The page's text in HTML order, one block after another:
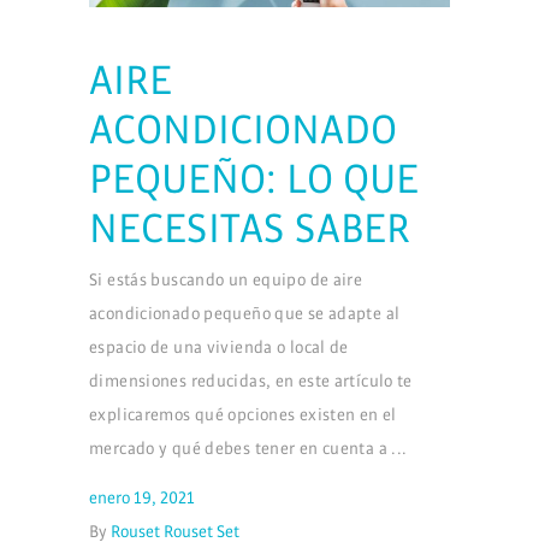
AIRE
ACONDICIONADO
PEQUEÑO: LO QUE
NECESITAS SABER
Si estás buscando un equipo de aire
acondicionado pequeño que se adapte al
espacio de una vivienda o local de
dimensiones reducidas, en este artículo te
explicaremos qué opciones existen en el
mercado y qué debes tener en cuenta a
enero 19, 2021
By Rouset Rouset Set